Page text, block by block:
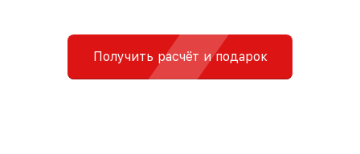
Получить расчёт и подарок